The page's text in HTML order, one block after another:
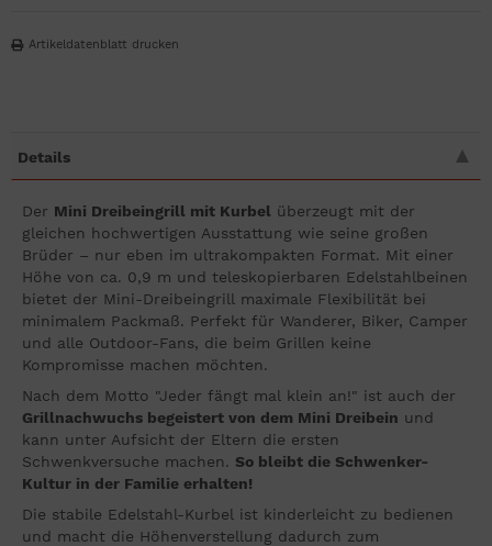
Artikeldatenblatt drucken
Details
Der Mini Dreibeingrill mit Kurbel überzeugt mit der
gleichen hochwertigen Ausstattung wie seine großen
Brüder – nur eben im ultrakompakten Format. Mit einer
Höhe von ca. 0,9 m und teleskopierbaren Edelstahlbeinen
bietet der Mini-Dreibeingrill maximale Flexibilität bei
minimalem Packmaß. Perfekt für Wanderer, Biker, Camper
und alle Outdoor-Fans, die beim Grillen keine
Kompromisse machen möchten.
Nach dem Motto "Jeder fängt mal klein an!" ist auch der
Grillnachwuchs begeistert von dem Mini Dreibein und
kann unter Aufsicht der Eltern die ersten
Schwenkversuche machen. So bleibt die Schwenker-
Kultur in der Familie erhalten!
Die stabile Edelstahl-Kurbel ist kinderleicht zu bedienen
und macht die Höhenverstellung dadurch zum